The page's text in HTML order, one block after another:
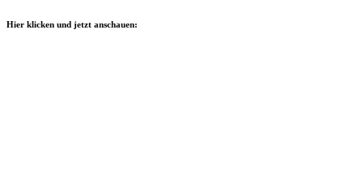
Hier klicken und jetzt anschauen: